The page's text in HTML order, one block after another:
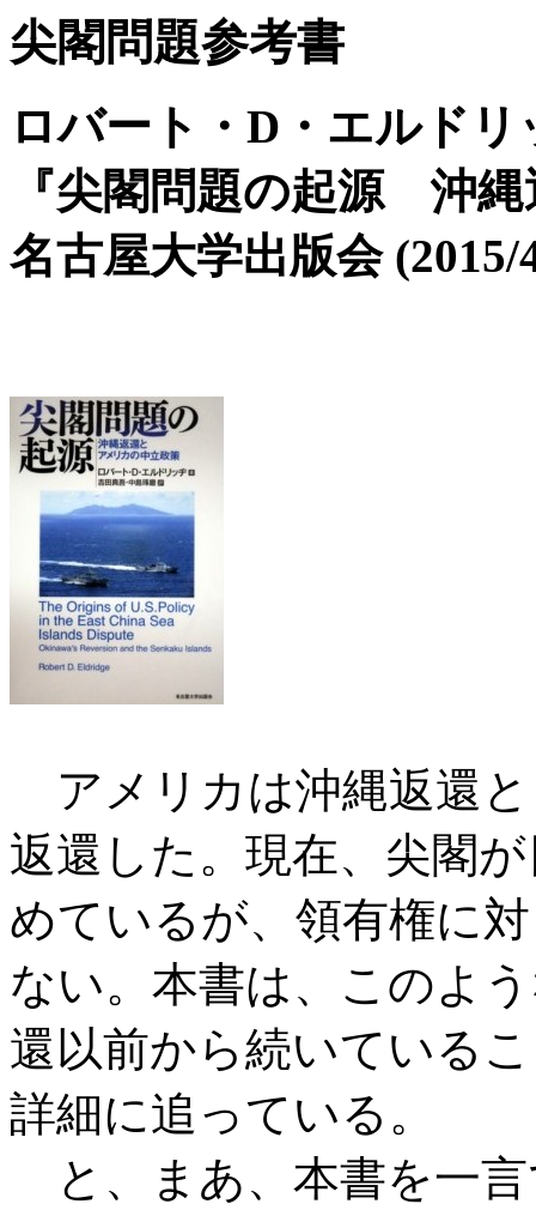
尖閣問題参考書
ロバート・D・エルド
『尖閣問題の起源 沖
名古屋大学出版会 (2015/
アメリカは沖縄返還
返還した。現在、尖閣
めているが、領有権に
ない。本書は、このよ
還以前から続いている
詳細に追っている。
と、まあ、本書を一